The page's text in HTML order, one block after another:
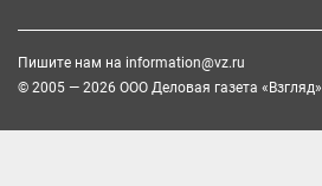
Пишите нам на information@vz.ru
© 2005 — 2026 ООО Деловая газета «Взгляд»